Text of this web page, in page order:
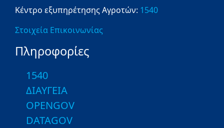
Κέντρο εξυπηρέτησης Αγροτών: 1540
Στοιχεία Επικοινωνίας
Πληροφορίες
1540
ΔΙΑΥΓΕΙΑ
OPENGOV
DATAGOV